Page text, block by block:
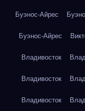
Буэнос-Айрес
Буэнос-Айрес
Владивосток
Владивосток
Владивосток